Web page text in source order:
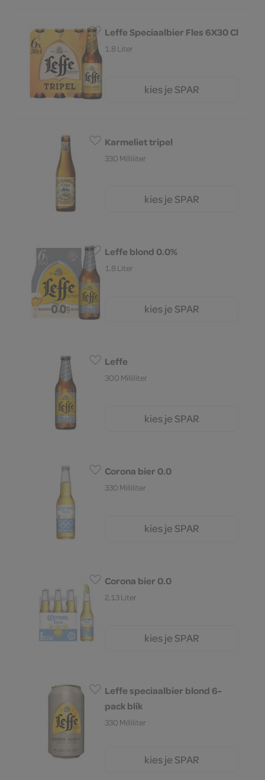
Leffe Speciaalbier Fles 6X30 Cl
1.8 Liter
kies je SPAR
Karmeliet tripel
330 Milliliter
kies je SPAR
Leffe blond 0.0%
1.8 Liter
kies je SPAR
Leffe
300 Milliliter
kies je SPAR
Corona bier 0.0
330 Milliliter
kies je SPAR
Corona bier 0.0
2.13 Liter
kies je SPAR
Leffe speciaalbier blond 6-
pack blik
330 Milliliter
kies je SPAR